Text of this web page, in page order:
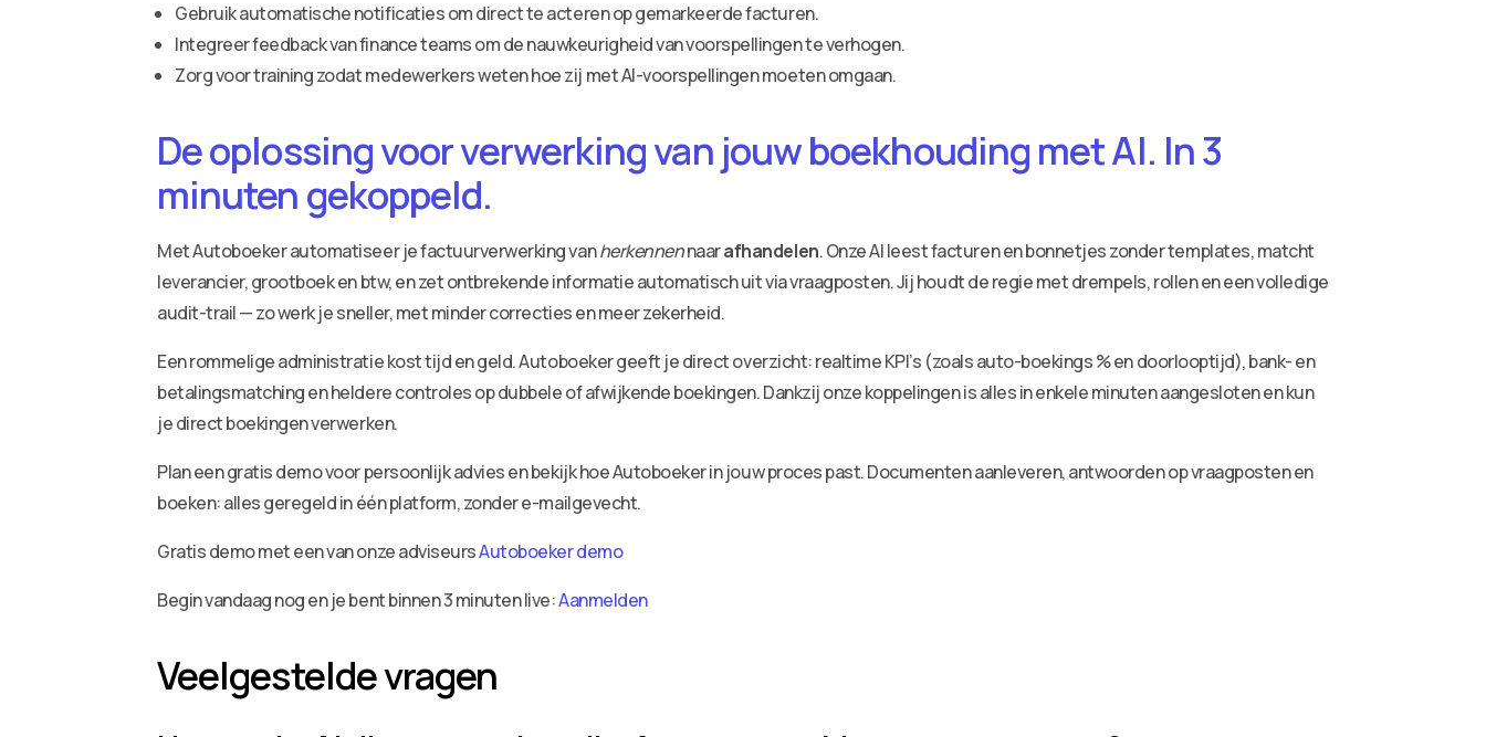
Gebruik automatische notificaties om direct te acteren op gemarkeerde facturen.
Integreer feedback van finance teams om de nauwkeurigheid van voorspellingen te verhogen.
Zorg voor training zodat medewerkers weten hoe zij met AI-voorspellingen moeten omgaan.
De oplossing voor verwerking van jouw boekhouding met AI. In 3
minuten gekoppeld.
Met Autoboeker automatiseer je factuurverwerking vanherkennennaarafhandelen. Onze AI leest facturen en bonnetjes zonder templates, matcht
leverancier, grootboek en btw, en zet ontbrekende informatie automatisch uit via vraagposten. Jij houdt de regie met drempels, rollen en een volledige
audit-trail — zo werk je sneller, met minder correcties en meer zekerheid.
Een rommelige administratie kost tijd en geld. Autoboeker geeft je direct overzicht: realtime KPI’s (zoals auto-boekings % en doorlooptijd), bank- en
betalingsmatching en heldere controles op dubbele of afwijkende boekingen. Dankzij onze koppelingen is alles in enkele minuten aangesloten en kun
je direct boekingen verwerken.
Plan een gratis demo voor persoonlijk advies en bekijk hoe Autoboeker in jouw proces past. Documenten aanleveren, antwoorden op vraagposten en
boeken: alles geregeld in één platform, zonder e-mailgevecht.
Gratis demo met een van onze adviseursAutoboeker demo
Begin vandaag nog en je bent binnen 3 minuten live:Aanmelden
Veelgestelde vragen